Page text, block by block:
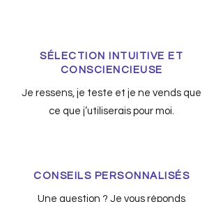
SÉLECTION INTUITIVE ET
CONSCIENCIEUSE
Je ressens, je teste et je ne vends que
ce que j’utiliserais pour moi.
CONSEILS PERSONNALISÉS
Une question ? Je vous réponds